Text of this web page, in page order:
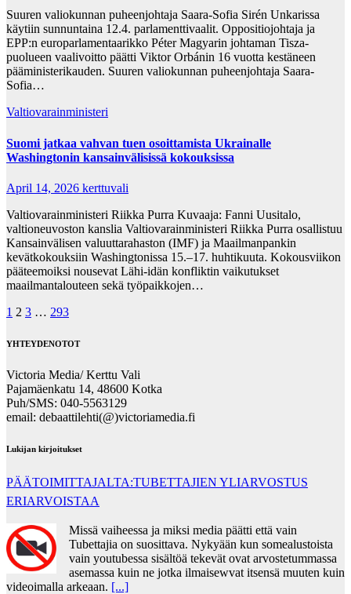
Suuren valiokunnan puheenjohtaja Saara-Sofia Sirén Unkarissa
käytiin sunnuntaina 12.4. parlamenttivaalit. Oppositiojohtaja ja
EPP:n europarlamentaarikko Péter Magyarin johtaman Tisza-
puolueen vaalivoitto päätti Viktor Orbánin 16 vuotta kestäneen
pääministerikauden. Suuren valiokunnan puheenjohtaja Saara-
Sofia…
Valtiovarainministeri
Suomi jatkaa vahvan tuen osoittamista Ukrainalle
Washingtonin kansainvälisissä kokouksissa
April 14, 2026 kerttuvali
Valtiovarainministeri Riikka Purra Kuvaaja: Fanni Uusitalo,
valtioneuvoston kanslia Valtiovarainministeri Riikka Purra osallistuu
Kansainvälisen valuuttarahaston (IMF) ja Maailmanpankin
kevätkokouksiin Washingtonissa 15.–17. huhtikuuta. Kokousviikon
pääteemoiksi nousevat Lähi-idän konfliktin vaikutukset
maailmantalouteen sekä työpaikkojen…
Posts
pagination
1 2 3 … 293
YHTEYDENOTOT
Victoria Media/ Kerttu Vali
Pajamäenkatu 14, 48600 Kotka
Puh/SMS: 040-5563129
email: debaattilehti(@)victoriamedia.fi
Lukijan kirjoitukset
PÄÄTOIMITTAJALTA:TUBETTAJIEN YLIARVOSTUS
ERIARVOISTAA
Missä vaiheessa ja miksi media päätti että vain
Tubettajia on suosittava. Nykyään kun somealustoista
vain youtubessa sisältöä tekevät ovat arvostetummassa
asemassa kuin ne jotka ilmaisewvat itsensä muuten kuin
videoimalla arkeaan. [...]